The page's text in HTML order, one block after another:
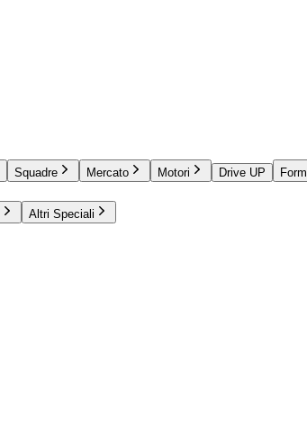
Squadre Mercato Motori Drive UP
Altri Speciali